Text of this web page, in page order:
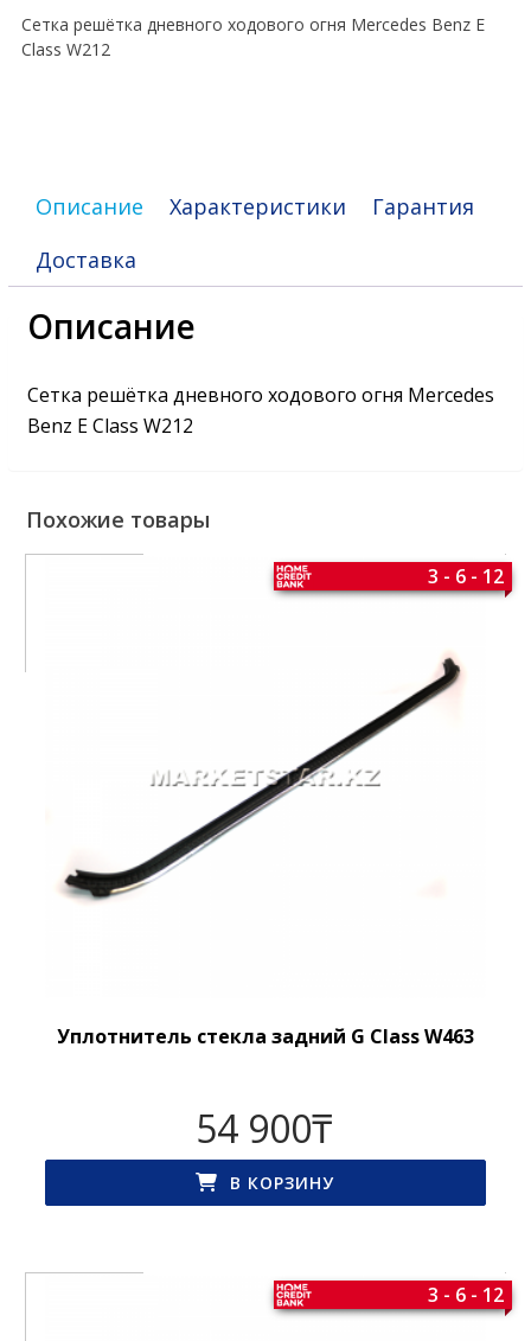
E
Class
Сетка решётка дневного ходового огня Mercedes Benz E
Class W212
Описание Характеристики
Гарантия
Доставка
Описание
Сетка решётка дневного ходового огня Mercedes
Benz E Class W212
Похожие товары
Уплотнитель стекла задний G Class W463
3 - 6 - 12
54 900₸
В КОРЗИНУ
3 - 6 - 12